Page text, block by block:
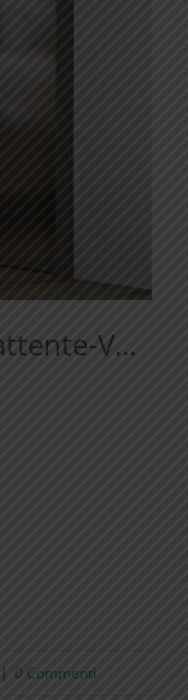
Porte-Interne-Battente-Vetro-Door-Glass-Grafite-Bertolotto-Effetto-Legno
0 Commenti